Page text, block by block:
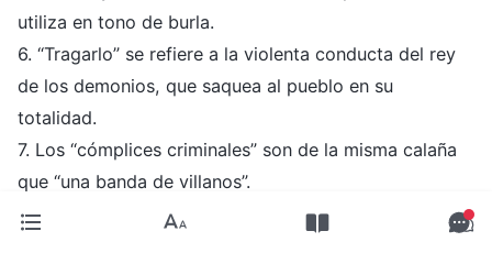
utiliza en tono de burla.
6. “Tragarlo” se refiere a la violenta conducta del rey
de los demonios, que saquea al pueblo en su
totalidad.
7. Los “cómplices criminales” son de la misma calaña
que “una banda de villanos”.
8. “Incitar todo tipo de problemas” se refiere a cómo